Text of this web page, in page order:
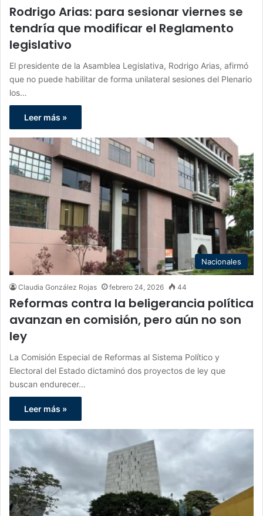
Rodrigo Arias: para sesionar viernes se
tendría que modificar el Reglamento
legislativo
El presidente de la Asamblea Legislativa, Rodrigo Arias, afirmó
que no puede habilitar de forma unilateral sesiones del Plenario
los…
Leer más »
Nacionales
Claudia González Rojas febrero 24, 2026 44
Reformas contra la beligerancia política
avanzan en comisión, pero aún no son
ley
La Comisión Especial de Reformas al Sistema Político y
Electoral del Estado dictaminó dos proyectos de ley que
buscan endurecer…
Leer más »